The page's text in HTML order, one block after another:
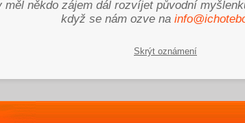
měl někdo zájem dál rozvíjet původní
když se nám ozve na
Skrýt oznámení